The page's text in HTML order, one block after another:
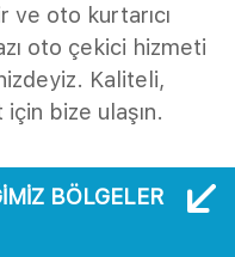
ve oto kurtarıcı
oto çekici hizmeti
Kaliteli,
bize ulaşın.
BÖLGELER